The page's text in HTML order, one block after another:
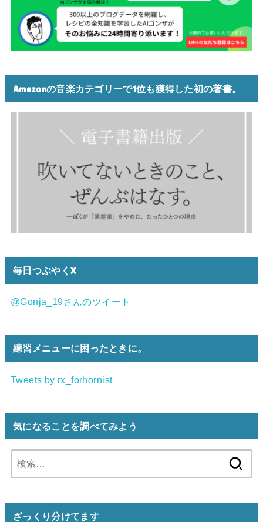
Amazonの音楽カテゴリーで1位も獲得した初の著書。
毎日つぶやくX
@Gonja_19さんのツイート
練習メニューに困ったときに。
Tweets by rx_forhornist
気になることを調べてみよう
索:
ざっくり分けてます